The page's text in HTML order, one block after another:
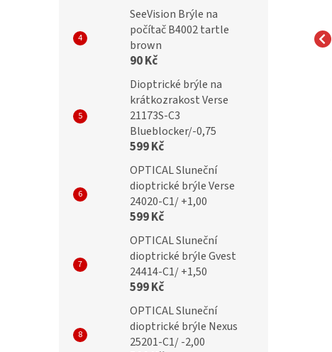
SeeVision Brýle na
počítač B4002 tartle
brown
90 Kč
Dioptrické brýle na
krátkozrakost Verse
21173S-C3
Blueblocker/-0,75
599 Kč
OPTICAL Sluneční
dioptrické brýle Verse
24020-C1/ +1,00
599 Kč
OPTICAL Sluneční
dioptrické brýle Gvest
24414-C1/ +1,50
599 Kč
OPTICAL Sluneční
dioptrické brýle Nexus
25201-C1/ -2,00
BRILO Dioptrické brýle
RE090-A +3,00 flex
269 Kč